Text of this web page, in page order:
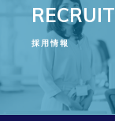
RECRUIT
採用情報